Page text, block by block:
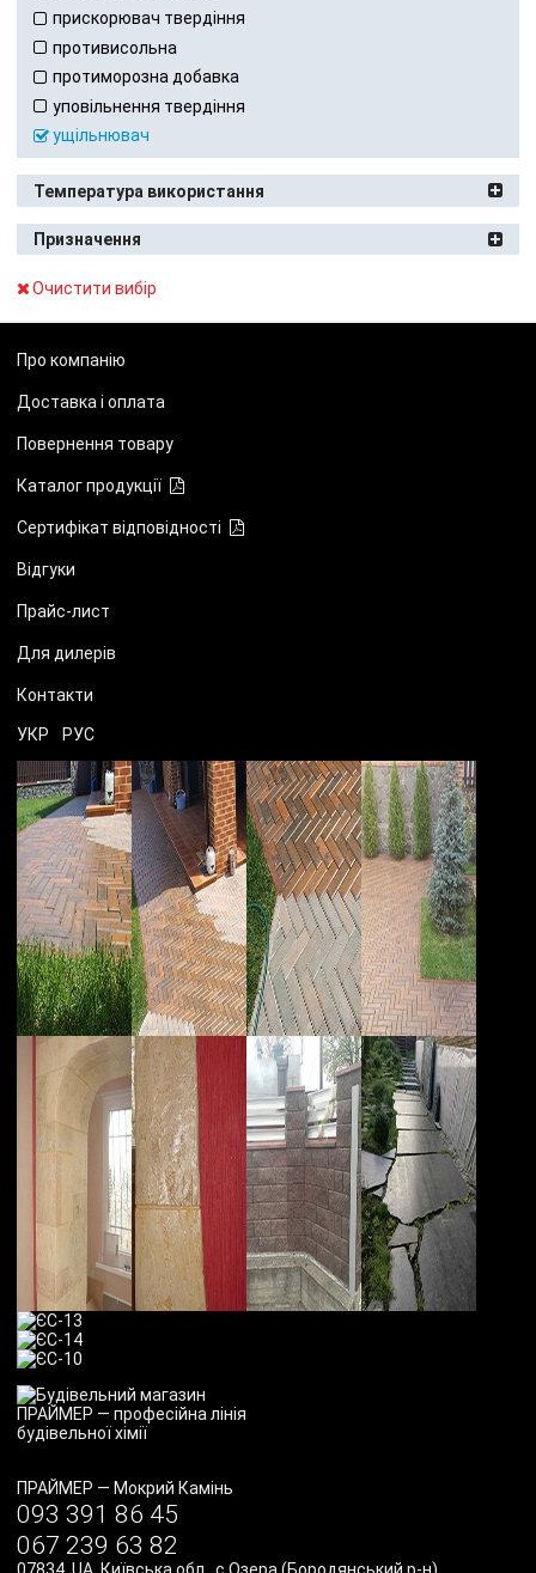
прискорювач твердіння
противисольна
протиморозна добавка
уповільнення твердіння
ущільнювач
Температура використання
Призначення
Очистити вибір
Про компанію
Доставка і оплата
Повернення товару
Каталог продукції
Сертифікат відповідності
Відгуки
Прайс-лист
Для дилерів
Контакти
УКР РУС
ПРАЙМЕР — Мокрий Камінь
093 391 86 45
067 239 63 82
07834 UA Київська обл., с.Озера (Бородянський р-н)